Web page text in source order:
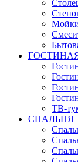
ТВ-
СПАЛЬНЯ